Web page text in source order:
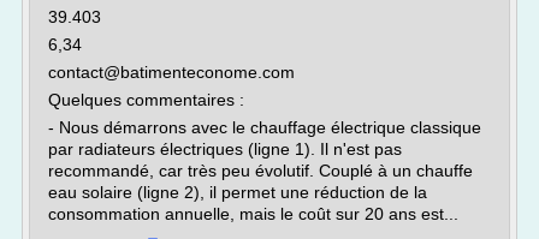
39.403
6,34
contact@batimenteconome.com
Quelques commentaires :
- Nous démarrons avec le chauffage électrique classique
par radiateurs électriques (ligne 1). Il n'est pas
recommandé, car très peu évolutif. Couplé à un chauffe
eau solaire (ligne 2), il permet une réduction de la
consommation annuelle, mais le coût sur 20 ans est...